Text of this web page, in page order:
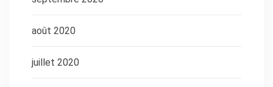
août 2020
juillet 2020